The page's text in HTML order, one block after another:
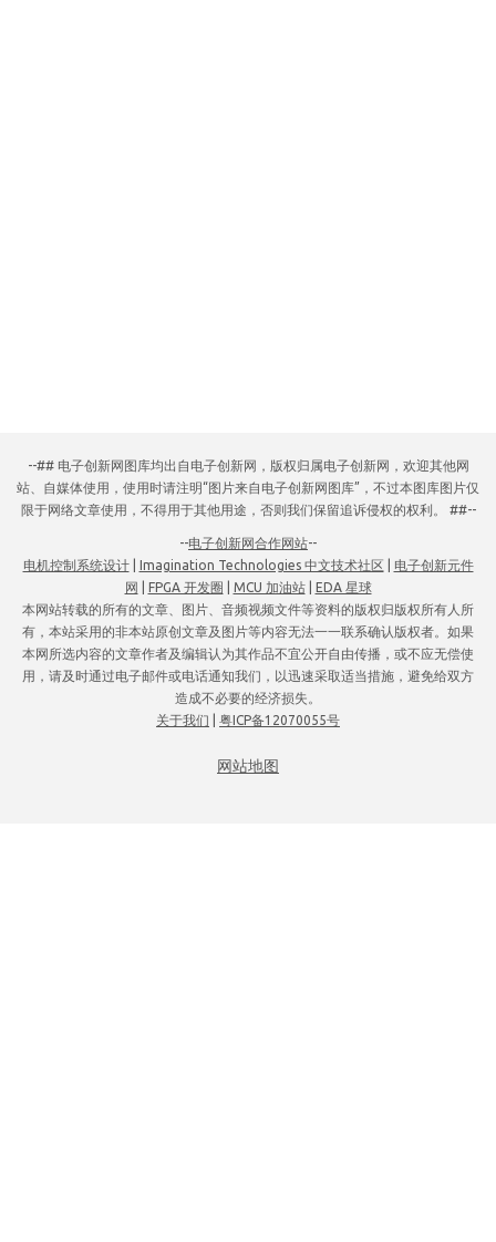
--## 电子创新网图库均出自电子创新网，版权归属电子创新网，欢迎其他网
站、自媒体使用，使用时请注明“图片来自电子创新网图库”，不过本图库图片仅
限于网络文章使用，不得用于其他用途，否则我们保留追诉侵权的权利。 ##--
--电子创新网合作网站--
电机控制系统设计| Imagination Technologies 中文技术社区
电子创新元件
网
FPGA 开发圈 MCU 加油站| EDA 星球
本网站转载的所有的文章、图片、音频视频文件等资料的版权归版权所有人所
有，本站采用的非本站原创文章及图片等内容无法一一联系确认版权者。如果
本网所选内容的文章作者及编辑认为其作品不宜公开自由传播，或不应无偿使
用，请及时通过电子邮件或电话通知我们，以迅速采取适当措施，避免给双方
造成不必要的经济损失。
关于我们
粤ICP备12070055号
网站地图